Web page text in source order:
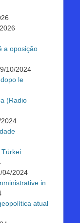
a oposição
10/2024
le
(Radio
04/2024
in
atual